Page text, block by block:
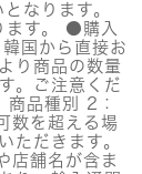
なります。
ます。 ●購入
国から直接お
り商品の数量
。ご注意くだ
品種別 2：
数を超える場
ただきます。
店舗名が含ま